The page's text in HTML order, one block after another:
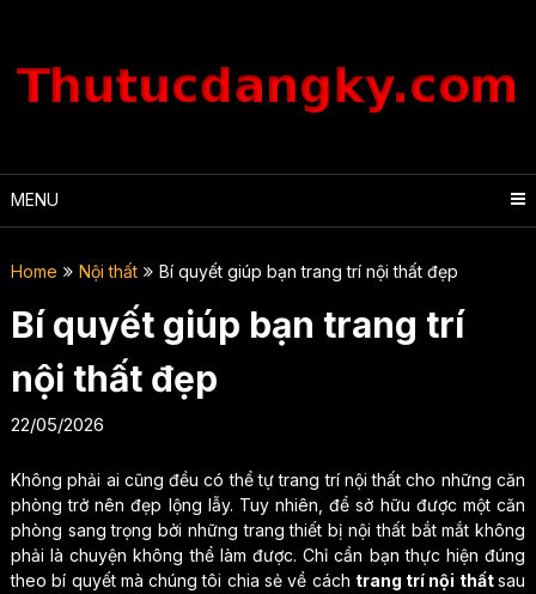
content
MENU
Home Nội thất Bí quyết giúp bạn trang trí nội thất đẹp
Bí quyết giúp bạn trang trí
nội thất đẹp
22/05/2026
Không phải ai cũng đều có thể tự trang trí nội thất cho những căn
phòng trở nên đẹp lộng lẫy. Tuy nhiên, để sở hữu được một căn
phòng sang trọng bởi những trang thiết bị nội thất bắt mắt không
phải là chuyện không thể làm được. Chỉ cần bạn thực hiện đúng
theo bí quyết mà chúng tôi chia sẻ về cách trang trí nội thấtsau